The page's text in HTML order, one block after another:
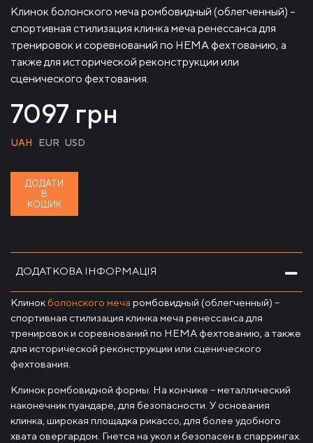
Клинок болонского меча ромбовидный (облегченный) –
спортивная стилизация клинка меча ренессанса для
тренировок и соревнований по HEMA фехтованию, а
также для исторической реконструкции или
сценического фехтования.
7097 грн
UAH EUR USD
ДОДАТИ
В
КОШИК
ДОДАТКОВА ІНФОРМАЦІЯ
Клинок болонского меча ромбовидный (облегченный) –
спортивная стилизация клинка меча ренессанса для
тренировок и соревнований по HEMA фехтованию, а также
для исторической реконструкции или сценического
фехтования.
Клинок ромбовидной формы. На кончике – металлический
наконечник пуандаре, для безопасности. У основания
клинка, широкая площадка рикассо, для более удобного
хвата овергардом. Гнется на укол и безопасен в спаррингах.